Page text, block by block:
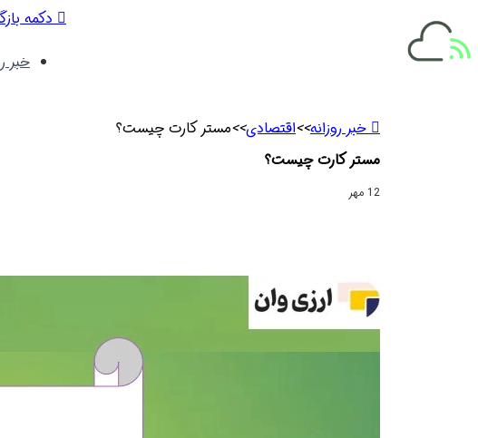
خبر
خبر روزانه>>اقتصادی>>مستر کارت چیست؟
مستر کارت چیست؟
12 مهر
دکمه